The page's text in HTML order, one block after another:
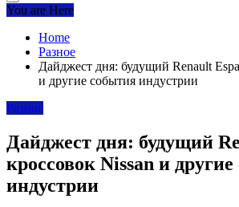
You are Here
Home
Разное
Дайджест дня: будущий Renault
и другие события индустрии
Разное
Дайджест дня: будущий
кроссовок Nissan и
индустрии